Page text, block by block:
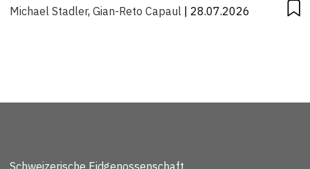
Michael Stadler, Gian-Reto Capaul | 28.07.2026